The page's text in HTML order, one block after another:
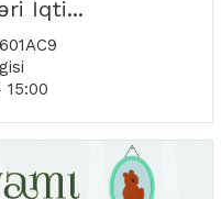
İqti...
15:00